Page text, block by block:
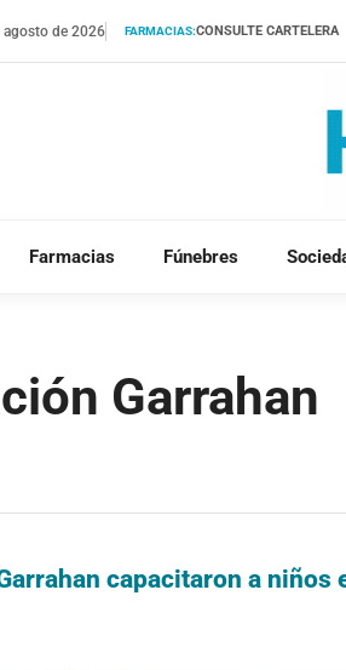
agosto de 2026 FARMACIAS:CONSULTE CARTELERA
Farmacias Fúnebres
Garrahan
capacitaron a niños